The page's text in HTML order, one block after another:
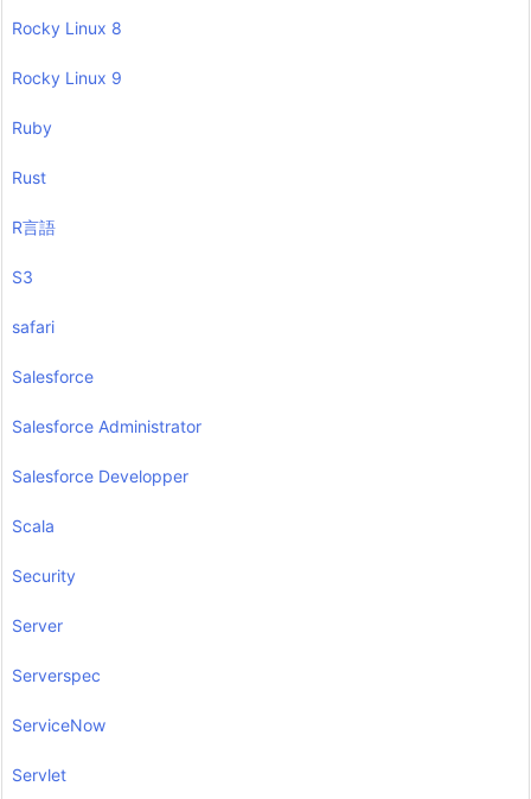
Rocky Linux 8
Rocky Linux 9
Ruby
Rust
R言語
S3
safari
Salesforce
Salesforce Administrator
Salesforce Developper
Scala
Security
Server
Serverspec
ServiceNow
Servlet